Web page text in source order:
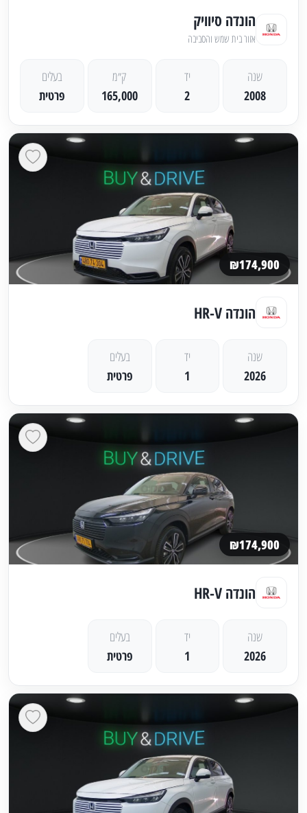
הונדה סיוויק
אזור בית שמש והסביבה
שנה
2008
יד
2
ק״מ
165,000
בעלים
פרטית
₪174,900
הונדה HR-V
שנה
2026
יד
1
בעלים
פרטית
₪174,900
הונדה HR-V
שנה
2026
יד
1
בעלים
פרטית